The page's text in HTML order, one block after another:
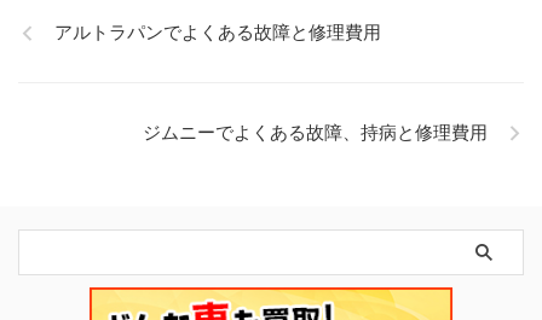
アルトラパンでよくある故障と修理費用
ジムニーでよくある故障、持病と修理費用